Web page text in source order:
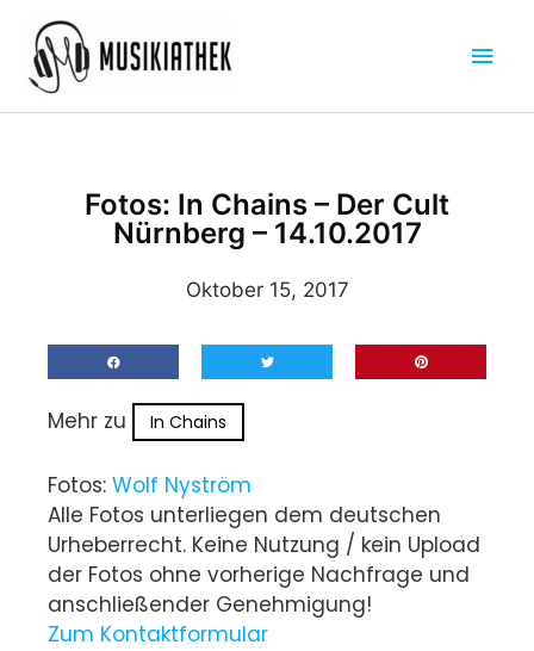
Inhalt
springen
Fotos: In Chains – Der Cult
Nürnberg – 14.10.2017
Oktober 15, 2017
Mehr zu In Chains
Fotos: Wolf Nyström
Alle Fotos unterliegen dem deutschen
Urheberrecht. Keine Nutzung / kein Upload
der Fotos ohne vorherige Nachfrage und
anschließender Genehmigung!
Zum Kontaktformular